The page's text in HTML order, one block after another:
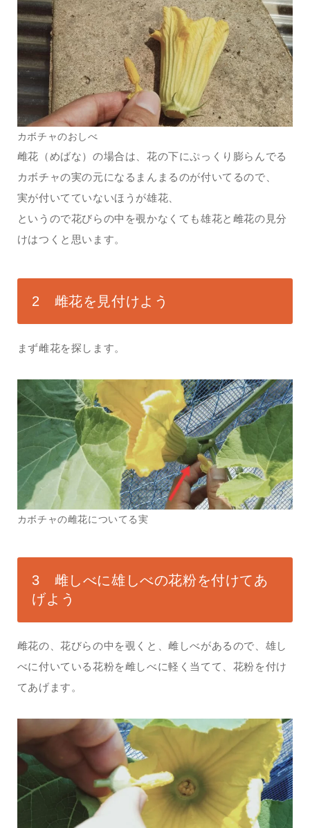
カボチャのおしべ
雌花（めばな）の場合は、花の下にぷっくり膨らんでる
カボチャの実の元になるまんまるのが付いてるので、
実が付いてていないほうが雄花、
というので花びらの中を覗かなくても雄花と雌花の見分
けはつくと思います。
2 雌花を見付けよう
まず雌花を探します。
カボチャの雌花についてる実
3 雌しべに雄しべの花粉を付けてあ
げよう
雌花の、花びらの中を覗くと、雌しべがあるので、雄し
べに付いている花粉を雌しべに軽く当てて、花粉を付け
てあげます。